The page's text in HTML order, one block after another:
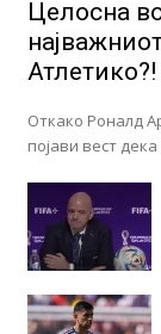
Целосна
Атлетико?!
Откако Роналд
појави вест